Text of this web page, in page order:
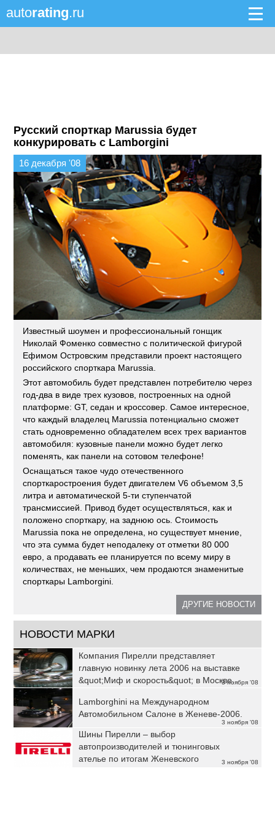
autorating.ru
Русский спорткар Marussia будет
конкурировать с Lamborgini
16 декабря '08
Известный шоумен и профессиональный гонщик
Николай Фоменко совместно с политической фигурой
Ефимом Островским представили проект настоящего
российского спорткара Marussia.
Этот автомобиль будет представлен потребителю через
год-два в виде трех кузовов, построенных на одной
платформе: GT, седан и кроссовер. Самое интересное,
что каждый владелец Marussia потенциально сможет
стать одновременно обладателем всех трех вариантов
автомобиля: кузовные панели можно будет легко
поменять, как панели на сотовом телефоне!
Оснащаться такое чудо отечественного
спорткаростроения будет двигателем V6 объемом 3,5
литра и автоматической 5-ти ступенчатой
трансмиссией. Привод будет осуществляться, как и
положено спорткару, на заднюю ось. Стоимость
Marussia пока не определена, но существует мнение,
что эта сумма будет неподалеку от отметки 80 000
евро, а продавать ее планируется по всему миру в
количествах, не меньших, чем продаются знаменитые
спорткары Lamborgini.
ДРУГИЕ НОВОСТИ
НОВОСТИ МАРКИ
3 ноября '08
Компания Пирелли представляет
главную новинку лета 2006 на выставке
&quot;Миф и скорость&quot; в Москве.
3 ноября '08
Lamborghini на Международном
Автомобильном Салоне в Женеве-2006.
3 ноября '08
Шины Пирелли – выбор
автопроизводителей и тюнинговых
ателье по итогам Женевского